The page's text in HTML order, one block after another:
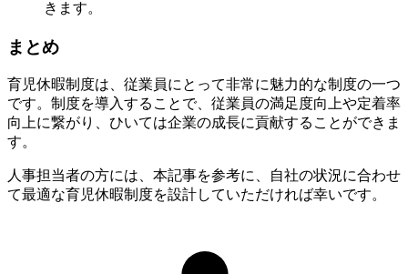
きます。
まとめ
育児休暇制度は、従業員にとって非常に魅力的な制度の一つ
です。制度を導入することで、従業員の満足度向上や定着率
向上に繋がり、ひいては企業の成長に貢献することができま
す。
人事担当者の方には、本記事を参考に、自社の状況に合わせ
て最適な育児休暇制度を設計していただければ幸いです。